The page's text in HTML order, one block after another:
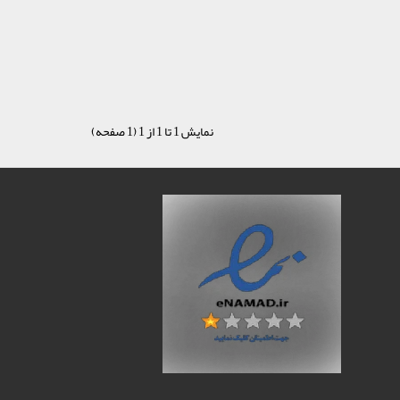
نمایش 1 تا 1 از 1 (1 صفحه)